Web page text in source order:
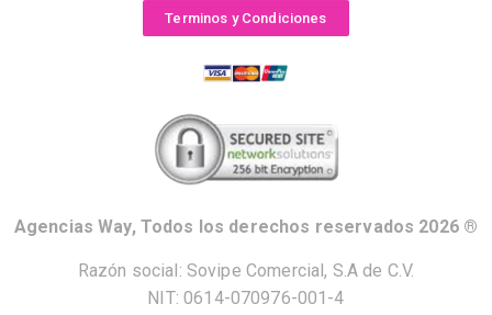
Terminos y Condiciones
Agencias Way, Todos los derechos reservados 2026 ®
Razón social: Sovipe Comercial, S.A de C.V.
NIT: 0614-070976-001-4